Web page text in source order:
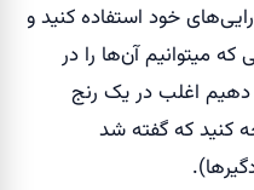
خود استفاده کنید و
که میتوانیم آن‌ها را در
دهیم اغلب در یک رنج
کنید که گفته شد